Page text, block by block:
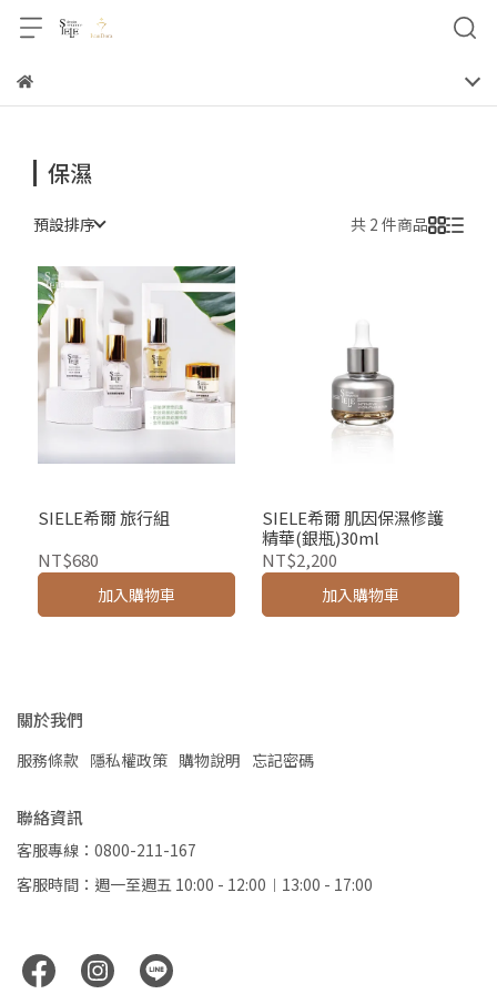
保濕
預設排序 共 2 件商品
SIELE希爾 旅行組
NT$680
加入購物車
SIELE希爾 肌因保濕修護
精華(銀瓶)30ml
NT$2,200
加入購物車
關於我們
服務條款 隱私權政策 購物說明 忘記密碼
聯絡資訊
客服專線：0800-211-167
客服時間：週一至週五 10:00 - 12:00︱13:00 - 17:00